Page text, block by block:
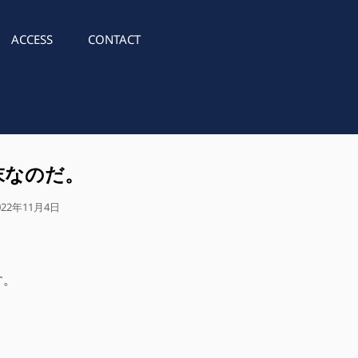
ACCESS CONTACT
のだ。
年11月4日